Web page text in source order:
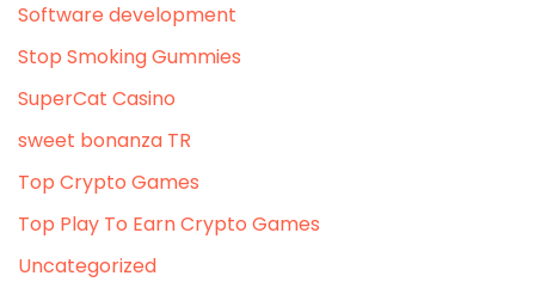
Software development
Stop Smoking Gummies
SuperCat Casino
sweet bonanza TR
Top Crypto Games
Top Play To Earn Crypto Games
Uncategorized